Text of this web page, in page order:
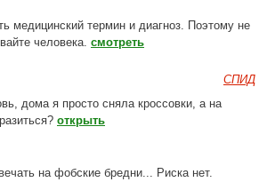
медицинский термин и диагноз. Поэтому не
человека. смотреть
СПИД
дома я просто сняла кроссовки, а на
открыть
на фобские бредни... Риска нет.